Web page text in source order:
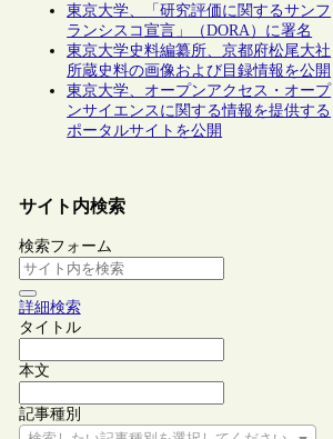
東京大学、「研究評価に関するサンフ
ランシスコ宣言」（DORA）に署名
東京大学史料編纂所、京都府松尾大社
所蔵史料の画像および目録情報を公開
東京大学、オープンアクセス・オープ
ンサイエンスに関する情報を提供する
ポータルサイトを公開
サイト内検索
検索フォーム
詳細検索
タイトル
本文
記事種別